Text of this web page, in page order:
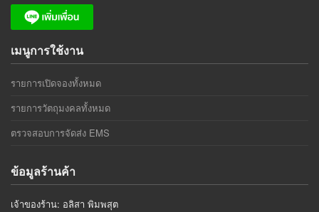
เมนูการใช้งาน
รายการเปิดจองทั้งหมด
รายการวัตถุมงคลทั้งหมด
ตรวจสอบการจัดส่ง EMS
ข้อมูลร้านค้า
เจ้าของร้าน: อลิสา พิมพสุต